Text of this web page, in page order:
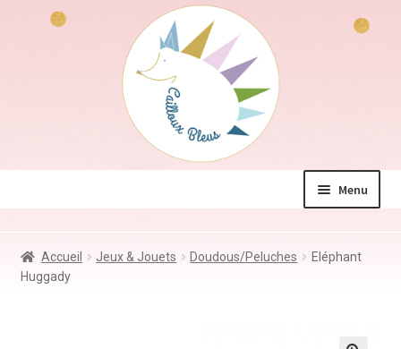
Menu
Jeux & Jouets
Accueil Jeux & Jouets Doudous/Peluches
Eléphant
Huggady